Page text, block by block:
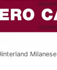
Milanese